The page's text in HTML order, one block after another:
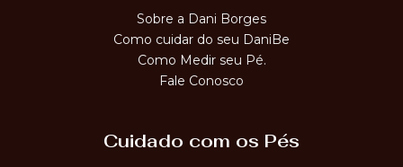
Sobre a Dani Borges
Como cuidar do seu DaniBe
Como Medir seu Pé.
Fale Conosco
Cuidado com os Pés